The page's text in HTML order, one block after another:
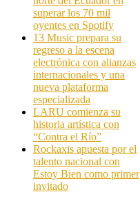
superar los 70 mil
oyentes en Spotify
13 Music prepara su
regreso a la escena
electrónica con alianzas
internacionales y una
nueva plataforma
especializada
LARU comienza su
historia artística con
“Contra el Río”
Rockaxis apuesta por el
talento nacional con
Estoy Bien como primer
invitado